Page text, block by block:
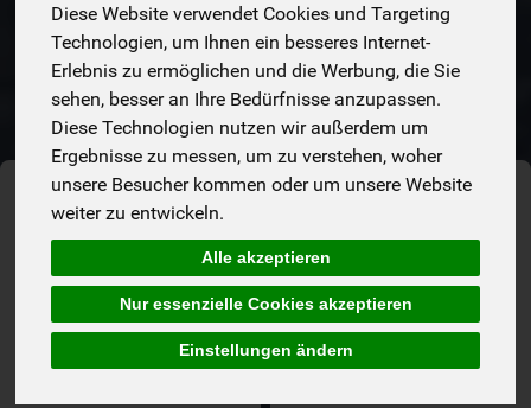
Diese Website verwendet Cookies und Targeting
Technologien, um Ihnen ein besseres Internet-
Erlebnis zu ermöglichen und die Werbung, die Sie
sehen, besser an Ihre Bedürfnisse anzupassen.
Diese Technologien nutzen wir außerdem um
Ergebnisse zu messen, um zu verstehen, woher
unsere Besucher kommen oder um unsere Website
weiter zu entwickeln.
Alle akzeptieren
Nur essenzielle Cookies akzeptieren
Einstellungen ändern
Hersteller Allergene